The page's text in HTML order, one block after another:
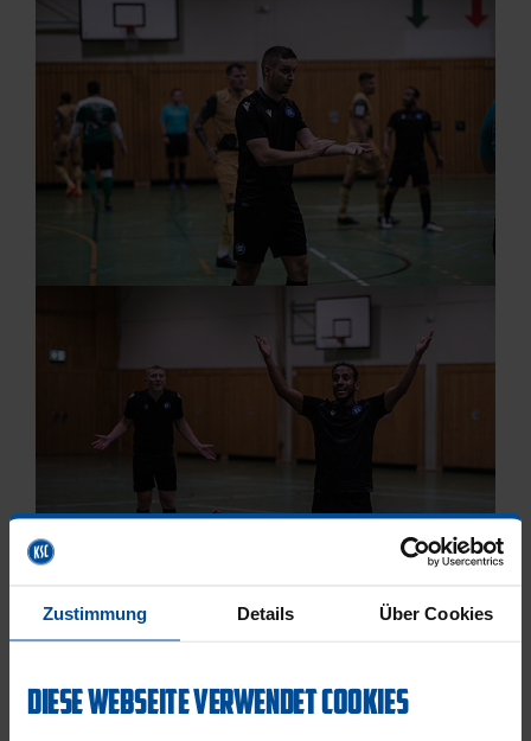
Zustimmung Details Über Cookies
DIESE WEBSEITE VERWENDET COOKIES